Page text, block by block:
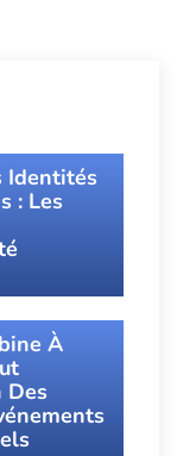
Identités
: Les
À
Des